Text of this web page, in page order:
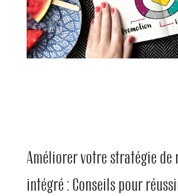
English
Español
Améliorer votre stratégie de
intégré : Conseils pour